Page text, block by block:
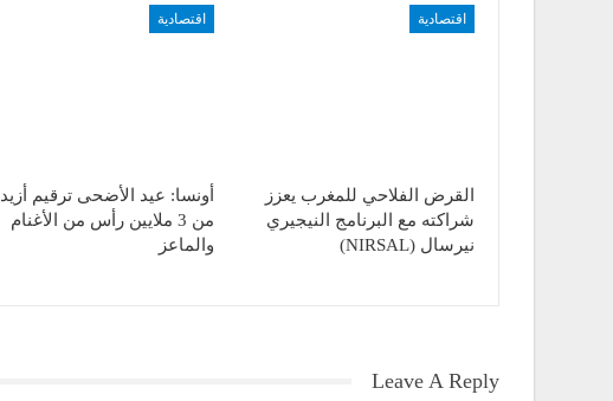
اقتصادية
القرض الفلاحي للمغرب يعزز
شراكته مع البرنامج النيجيري
نيرسال (NIRSAL)
اقتصادية
أونسا: عيد الأضحى ترقيم أزيد
من 3 ملايين رأس من الأغنام
والماعز
Leave A Reply